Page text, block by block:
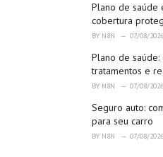
Plano de saúde
cobertura
BY N8N 07/08/2026
Plano de
tratamentos e
BY N8N 07/08/2026
Seguro auto:
para seu carro
BY N8N 07/08/2026